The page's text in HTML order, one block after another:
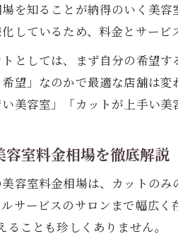
を知ることが納得のいく美
しているため、料金とサービ
としては、まず自分の希望
望」なのかで最適な店舗は
美容室」「カットが上手い美
容室料金相場を徹底解説
容室料金相場は、カットの
サービスのサロンまで幅広
ることも珍しくありません。